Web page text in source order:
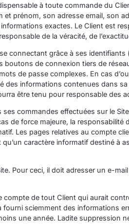
à toute commande du
prénom, son adresse email, son
exactes. Le Client est
de la véracité, de
connectant grâce à ses
de connexion tiers de
de passe complexes. En cas
des informations contenues dans
être tenu pour responsable des
commandes effectuées sur le
de force majeure, la
Les pages relatives au compte
caractère informatif destiné
Pour ceci, il doit adresser un e-
compte de tout Client qui aurait
sciemment des informations
une année. Ladite suppression